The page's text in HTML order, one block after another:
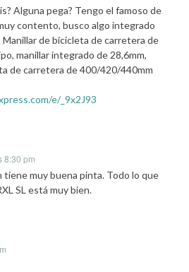
Alguna pega? Tengo el famoso de
contento, busco algo integrado
Manillar de bicicleta de carretera de
manillar integrado de 28,6mm,
de carretera de 400/420/440mm
e/_9x2J93
8:30 pm
tiene muy buena pinta. Todo lo que
SL está muy bien.